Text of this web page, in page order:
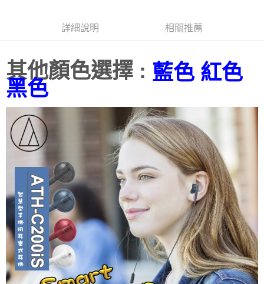
詳細說明 相關推薦
其他顏色選擇 : 藍色 紅色
黑色